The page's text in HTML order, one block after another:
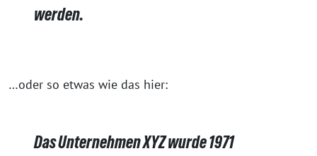
werden.
…oder so etwas wie das hier:
Das Unternehmen XYZ wurde 1971